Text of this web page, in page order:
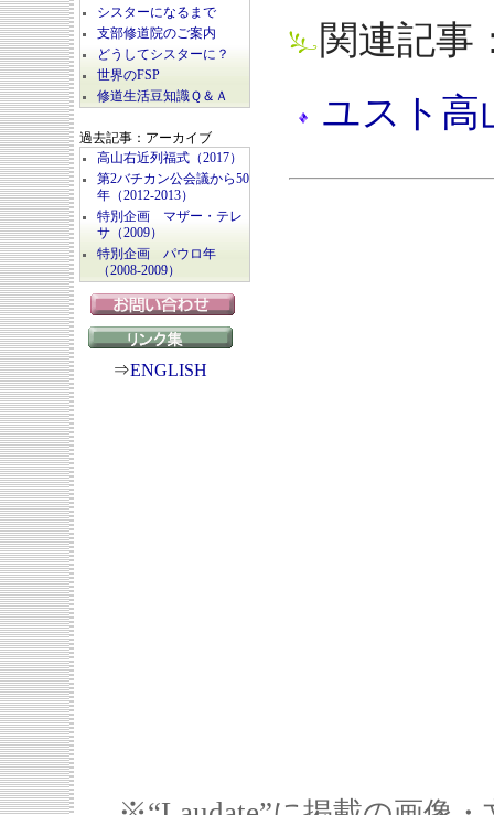
シスターになるまで
支部修道院のご案内
どうしてシスターに？
世界のFSP
修道生活豆知識Ｑ＆Ａ
過去記事：アーカイブ
高山右近列福式（2017）
第2バチカン公会議から50
年（2012-2013）
特別企画 マザー・テレ
サ（2009）
特別企画 パウロ年
（2008-2009）
⇒ENGLISH
関連記事
ユスト高